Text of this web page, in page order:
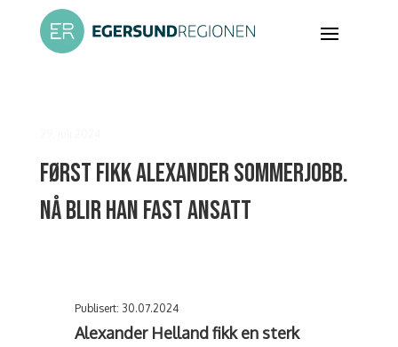
Først fikk Alexander sommerjobb.
Nå blir han fast ansatt
Publisert: 30.07.2024
Alexander Helland fikk en sterk